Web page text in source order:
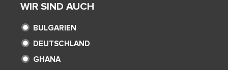
WIR SIND AUCH
BULGARIEN
DEUTSCHLAND
GHANA